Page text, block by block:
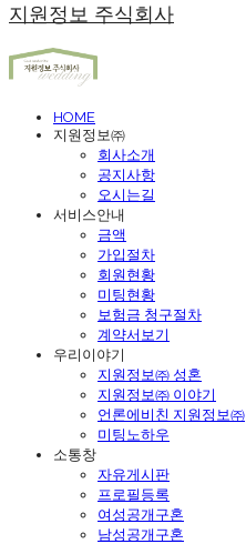
지원정보 주식회사
HOME
지원정보㈜
회사소개
공지사항
오시는길
서비스안내
금액
가입절차
회원현황
미팅현황
보험금 청구절차
계약서보기
우리이야기
지원정보㈜ 성혼
지원정보㈜ 이야기
언론에비친 지원정보㈜
미팅노하우
소통창
자유게시판
프로필등록
여성공개구혼
남성공개구혼